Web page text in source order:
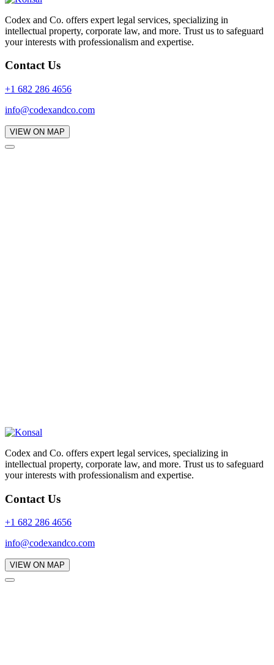
Codex and Co. offers expert legal services, specializing in
intellectual property, corporate law, and more. Trust us to safeguard
your interests with professionalism and expertise.
Contact Us
+1 682 286 4656
info@codexandco.com
VIEW ON MAP
Codex and Co. offers expert legal services, specializing in
intellectual property, corporate law, and more. Trust us to safeguard
your interests with professionalism and expertise.
Contact Us
+1 682 286 4656
info@codexandco.com
VIEW ON MAP